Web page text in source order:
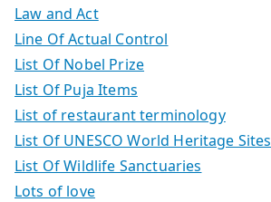
Law and Act
Line Of Actual Control
List Of Nobel Prize
List Of Puja Items
List of restaurant terminology
List Of UNESCO World Heritage Sites
List Of Wildlife Sanctuaries
Lots of love